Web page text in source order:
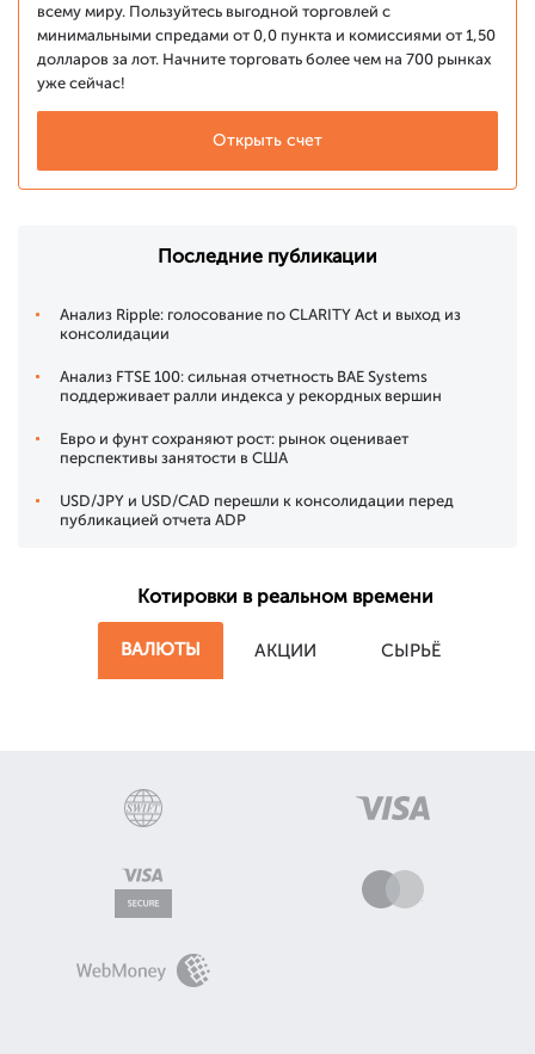
всему миру. Пользуйтесь выгодной торговлей с
минимальными спредами от 0,0 пункта и комиссиями от 1,50
долларов за лот. Начните торговать более чем на 700 рынках
уже сейчас!
Открыть счет
Последние публикации
Анализ Ripple: голосование по CLARITY Act и выход из
консолидации
Анализ FTSE 100: сильная отчетность BAE Systems
поддерживает ралли индекса у рекордных вершин
Евро и фунт сохраняют рост: рынок оценивает
перспективы занятости в США
USD/JPY и USD/CAD перешли к консолидации перед
публикацией отчета ADP
Котировки в реальном времени
ВАЛЮТЫ АКЦИИ СЫРЬЁ